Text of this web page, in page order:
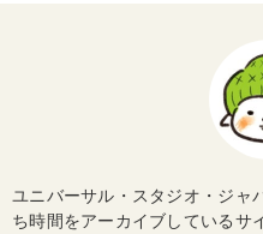
ユニバーサル・スタジオ・ジャ
ち時間をアーカイブしているサ